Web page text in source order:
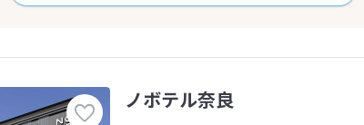
ノボテル奈良